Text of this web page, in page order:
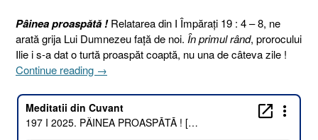
Pâinea proaspătă !Relatarea din I Împărați 19 : 4 – 8, ne
arată grija Lui Dumnezeu față de noi. În primul rând, prorocului
Ilie i s-a dat o turtă proaspăt coaptă, nu una de câteva zile !
Continue reading „197
2025.
PÂINEA
PROASPĂTĂ
→